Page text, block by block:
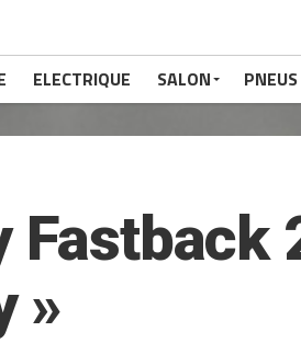
ELECTRIQUE SALON PNEUS
»